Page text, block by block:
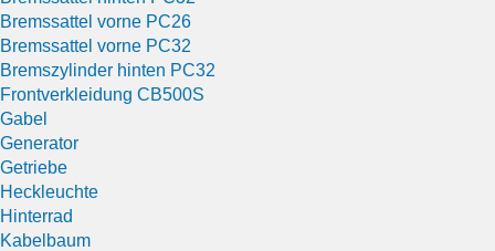
Bremssattel vorne PC26
Bremssattel vorne PC32
Bremszylinder hinten PC32
Frontverkleidung CB500S
Gabel
Generator
Getriebe
Heckleuchte
Hinterrad
Kabelbaum